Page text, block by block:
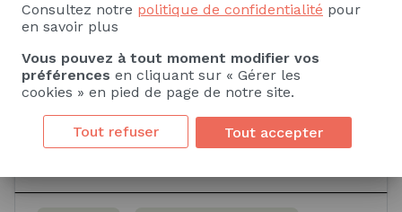
Yield management
Voir plus
Consultez notre politique de confidentialité pour
en savoir plus
Vous pouvez à tout moment modifier vos
préférences en cliquant sur « Gérer les
cookies » en pied de page de notre site.
Tout refuser Tout accepter